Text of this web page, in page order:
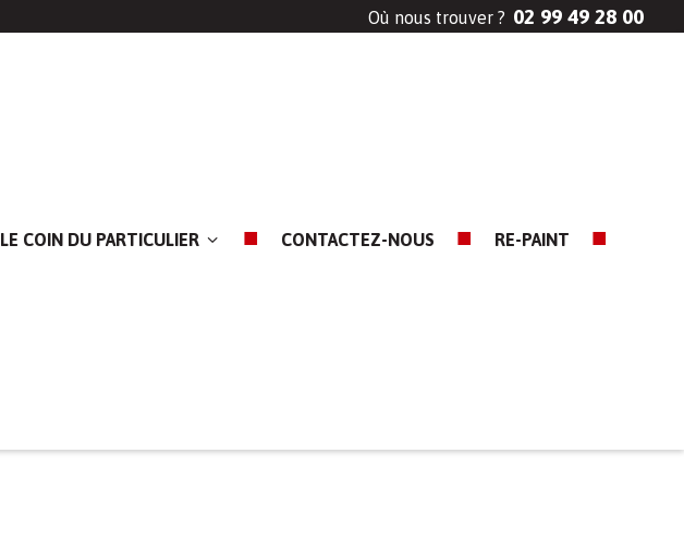
Où nous trouver ? 02 99 49 28 00
LE COIN DU PARTICULIER CONTACTEZ-NOUS RE-PAINT